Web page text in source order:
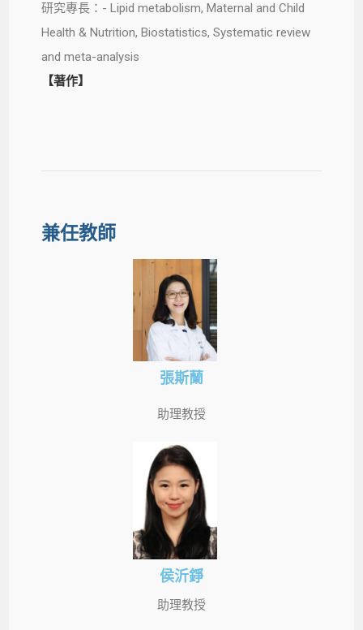
研究專長：- Lipid metabolism, Maternal and Child
Health & Nutrition, Biostatistics, Systematic review
and meta-analysis
【著作】
兼任教師
張斯蘭
助理教授
侯沂錚
助理教授